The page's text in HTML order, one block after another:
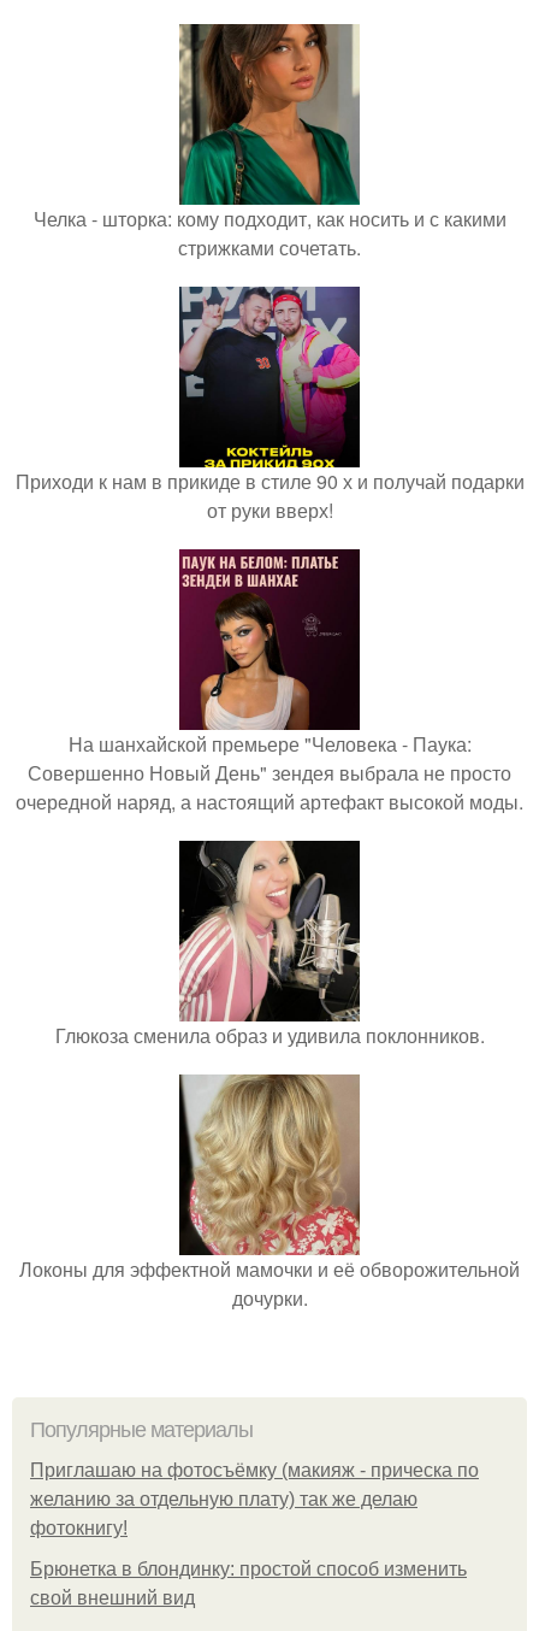
Челка - шторка: кому подходит, как носить и с какими
стрижками сочетать.
Приходи к нам в прикиде в стиле 90 х и получай подарки
от руки вверх!
На шанхайской премьере "Человека - Паука:
Совершенно Новый День" зендея выбрала не просто
очередной наряд, а настоящий артефакт высокой моды.
Глюкоза сменила образ и удивила поклонников.
Локоны для эффектной мамочки и её обворожительной
дочурки.
Популярные материалы
Приглашаю на фотосъёмку (макияж - прическа по
желанию за отдельную плату) так же делаю
фотокнигу!
Брюнетка в блондинку: простой способ изменить
свой внешний вид